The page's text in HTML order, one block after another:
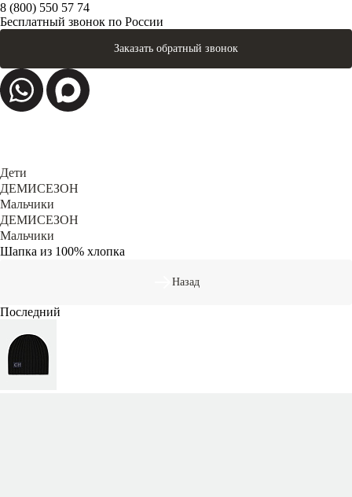
8 (800) 550 57 74
Бесплатный звонок по России
Заказать обратный звонок
Дети
ДЕМИСЕЗОН
Мальчики
ДЕМИСЕЗОН
Мальчики
Шапка из 100% хлопка
Назад
Последний